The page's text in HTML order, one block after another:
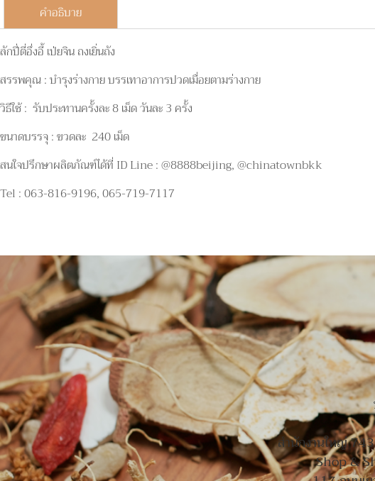
คำอธิบาย
ลักปี่ตี่อึ่งอี้ เป่ยจิน ถงเยิ่นถัง
สรรพคุณ : บำรุงร่างกาย บรรเทาอาการปวดเมื่อยตามร่างกาย
วิธีใช้ : รับประทานครั้งละ 8 เม็ด วันละ 3 ครั้ง
ขนาดบรรจุ : ขวดละ 240 เม็ด
สนใจปรึกษาผลิตภัณฑ์ได้ที่ ID Line : @8888beijing, @chinatownbkk
Tel : 063-816-9196, 065-719-7117
สำนักงานใหญ่
Shop &